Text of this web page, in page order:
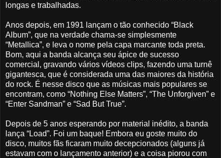
longas e trabalhadas.
Anos depois, em 1991 lançam o tão conhecido “Black
Album”, que na verdade chama-se simplesmente
“Metallica”, e leva o nome pela capa marcante toda preta.
Bom, aqui a banda alcança seu ápice de sucesso
comercial, gravando vários vídeos clips, fazendo uma turnê
gigantesca, que é considerada uma das maiores da história
do rock. É nesse disco que as músicas mais populares se
encontram, como “Nothing Else Matters”, “The Unforgiven” e
“Enter Sandman” e “Sad But True”.
Depois de 5 anos esperando por material inédito, a banda
lança “Load”. Foi um baque! Embora eu goste muito do
disco, muitos fãs ficaram muito decepcionados (alguns já
estavam com o lançamento anterior) e a coisa piorou com